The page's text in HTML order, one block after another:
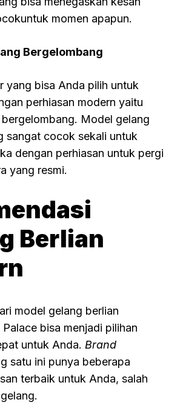
momen apapun.
Bergelombang
yang bisa Anda pilih untuk
perhiasan modern yaitu
Model gelang
sangat cocok sekali untuk
dengan perhiasan untuk pergi
yang resmi.
Berlian
model gelang berlian
bisa menjadi pilihan
untuk Anda. Brand
satu ini punya beberapa
terbaik untuk Anda, salah